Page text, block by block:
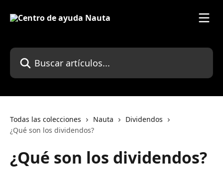
Buscar artículos...
Todas las colecciones Nauta
Dividendos
¿Qué son los dividendos?
¿Qué son los dividendos?